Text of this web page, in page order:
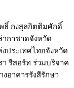
กงสุลกิตติมศักดิ์
ากาชาดจังหวัด
ประเทศไทยจังหวัด
รีสอร์ท ร่วมบริจาค
อาคารรังสีรักษา